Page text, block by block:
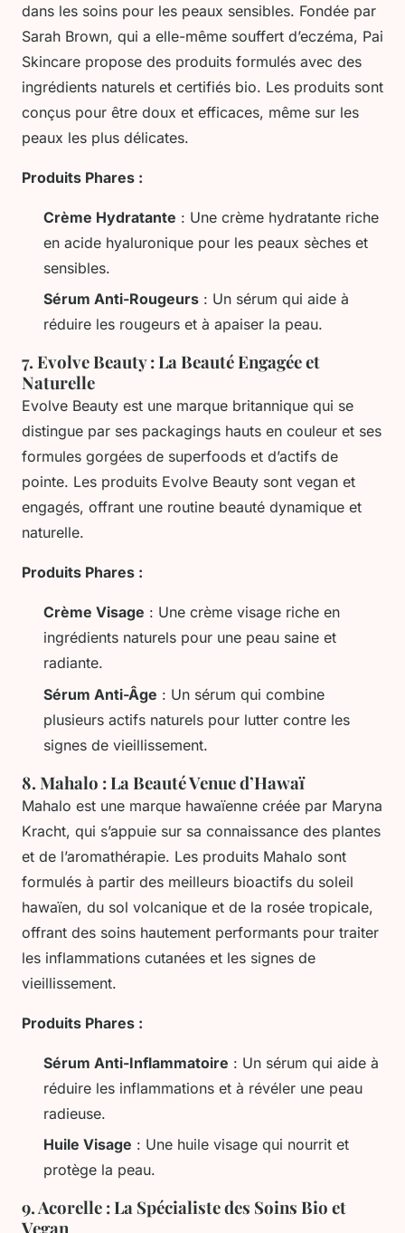
dans les soins pour les peaux sensibles. Fondée par
Sarah Brown, qui a elle-même souffert d’eczéma, Pai
Skincare propose des produits formulés avec des
ingrédients naturels et certifiés bio. Les produits sont
conçus pour être doux et efficaces, même sur les
peaux les plus délicates.
Produits Phares :
Crème Hydratante : Une crème hydratante riche
en acide hyaluronique pour les peaux sèches et
sensibles.
Sérum Anti-Rougeurs : Un sérum qui aide à
réduire les rougeurs et à apaiser la peau.
7. Evolve Beauty : La Beauté Engagée et
Naturelle
Evolve Beauty est une marque britannique qui se
distingue par ses packagings hauts en couleur et ses
formules gorgées de superfoods et d’actifs de
pointe. Les produits Evolve Beauty sont vegan et
engagés, offrant une routine beauté dynamique et
naturelle.
Produits Phares :
Crème Visage : Une crème visage riche en
ingrédients naturels pour une peau saine et
radiante.
Sérum Anti-Âge : Un sérum qui combine
plusieurs actifs naturels pour lutter contre les
signes de vieillissement.
8. Mahalo : La Beauté Venue d’Hawaï
Mahalo est une marque hawaïenne créée par Maryna
Kracht, qui s’appuie sur sa connaissance des plantes
et de l’aromathérapie. Les produits Mahalo sont
formulés à partir des meilleurs bioactifs du soleil
hawaïen, du sol volcanique et de la rosée tropicale,
offrant des soins hautement performants pour traiter
les inflammations cutanées et les signes de
vieillissement.
Produits Phares :
Sérum Anti-Inflammatoire : Un sérum qui aide à
réduire les inflammations et à révéler une peau
radieuse.
Huile Visage : Une huile visage qui nourrit et
protège la peau.
9.Acorelle : La Spécialiste des Soins Bio et
Vegan